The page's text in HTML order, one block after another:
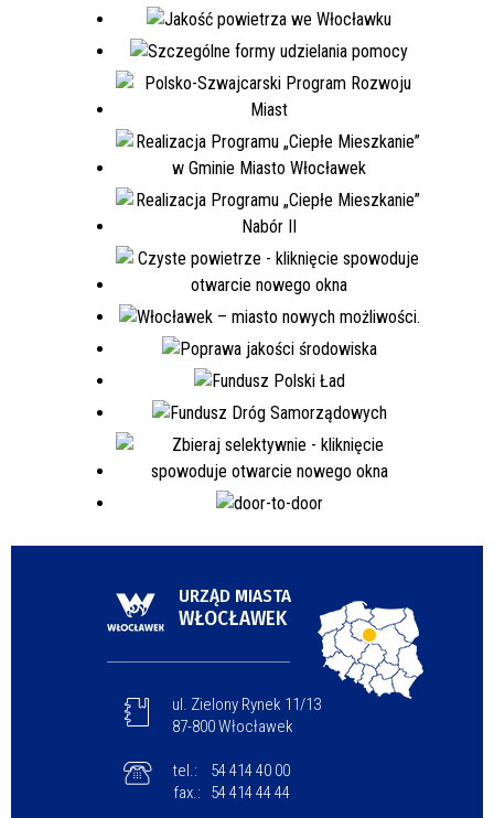
URZĄD MIASTA
WŁOCŁAWEK
ul. Zielony Rynek 11/13
87-800 Włocławek
tel.:
54 414 40 00
fax.:
54 414 44 44